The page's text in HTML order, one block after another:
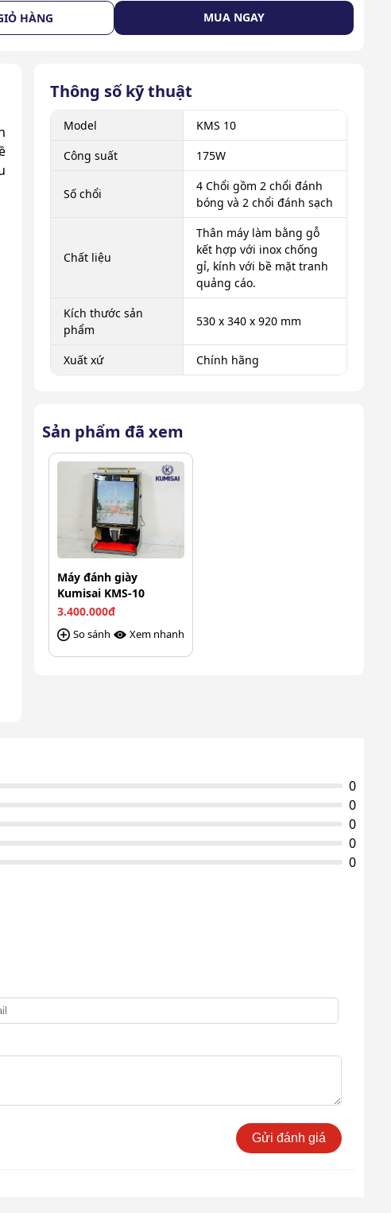
HÀNG MUA NGAY
Thông số kỹ thuật
Model
KMS 10
Công suất
175W
Số chổi
4 Chổi gồm 2 chổi đánh
bóng và 2 chổi đánh sạch
Chất liệu
Thân máy làm bằng gỗ
kết hợp với inox chống
gỉ, kính với bề mặt tranh
quảng cáo.
Kích thước sản
phẩm
530 x 340 x 920 mm
Xuất xứ Chính hãng
Sản phẩm đã xem
Máy đánh giày
Kumisai KMS-10
3.400.000đ
So sánh Xem nhanh
0
0
0
0
0
Gửi đánh giá